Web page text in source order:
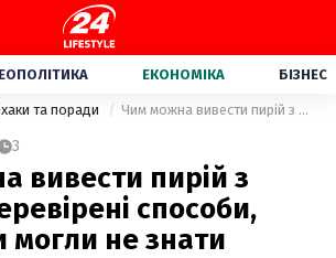
ЕКОНОМІКА БІЗНЕС
та поради Чим можна вивести пирій з грядок: перевірені способи, про які ви могли не знати
3
вивести пирій з
способи,
могли не знати